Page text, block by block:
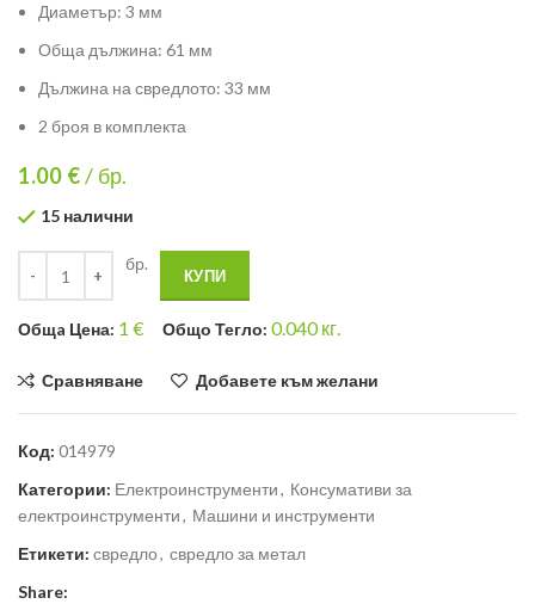
Диаметър: 3 мм
Обща дължина: 61 мм
Дължина на свредлото: 33 мм
2 броя в комплекта
1.00 €/ бр.
15 налични
бр.
КУПИ
Общa Цена: 1 € Общо Тегло: 0.040кг.
Сравняване Добавете към желани
Код: 014979
Категории: Електроинструменти, Консумативи за
електроинструменти, Машини и инструменти
Етикети: свредло, свредло за метал
Share: